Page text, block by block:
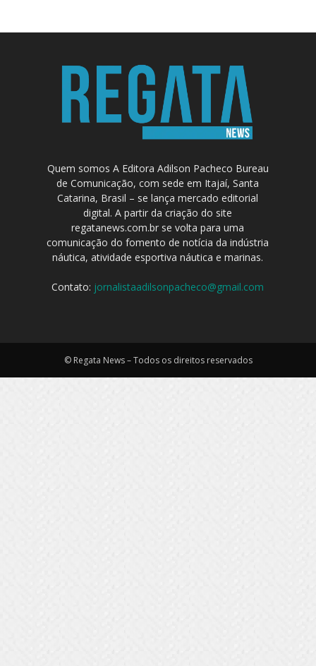
Quem somos A Editora Adilson Pacheco Bureau
de Comunicação, com sede em Itajaí, Santa
Catarina, Brasil – se lança mercado editorial
digital. A partir da criação do site
regatanews.com.br se volta para uma
comunicação do fomento de notícia da indústria
náutica, atividade esportiva náutica e marinas.
Contato: jornalistaadilsonpacheco@gmail.com
© Regata News – Todos os direitos reservados